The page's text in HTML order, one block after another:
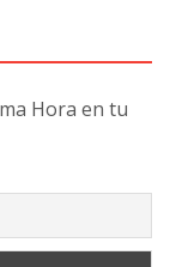
Hora en tu